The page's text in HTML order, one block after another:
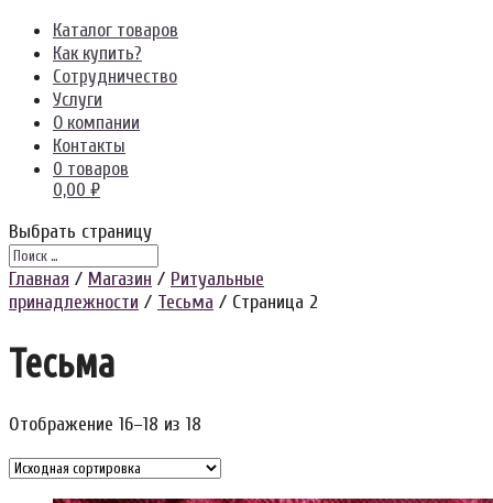
Каталог товаров
Как купить?
Сотрудничество
Услуги
О компании
Контакты
0 товаров
0,00 ₽
Выбрать страницу
Главная / Магазин / Ритуальные
принадлежности / Тесьма / Страница 2
Тесьма
Отображение 16–18 из 18